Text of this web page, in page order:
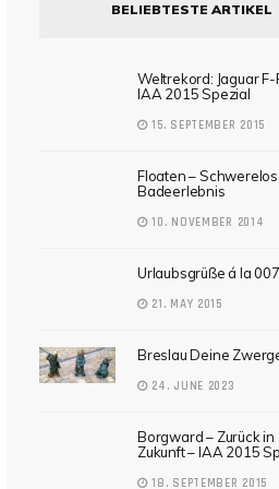
BELIEBTESTE ARTIKEL
Weltrekord: Jaguar
IAA 2015 Spezial
15. SEPTEMBER 2015
Floaten –
Badeerlebnis
10. NOVEMBER 2014
Urlaubsgrüße á la 007
21. MAY 2015
Breslau Deine
24. JUNE 2023
Borgward – Zurück in
Zukunft – IAA 2015
18. SEPTEMBER 2015